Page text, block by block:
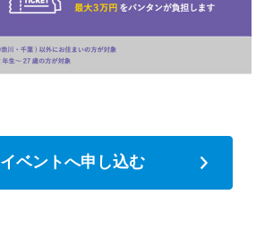
イベントへ申し込む